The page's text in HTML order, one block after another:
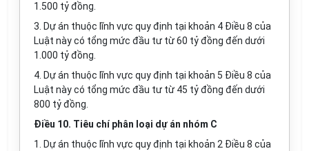
1.500 tỷ đồng.
3. Dự án thuộc lĩnh vực quy định tại khoản 4 Điều 8 của
Luật này có tổng mức đầu tư từ 60 tỷ đồng đến dưới
1.000 tỷ đồng.
4. Dự án thuộc lĩnh vực quy định tại khoản 5 Điều 8 của
Luật này có tổng mức đầu tư từ 45 tỷ đồng đến dưới
800 tỷ đồng.
Điều 10. Tiêu chí phân loại dự án nhóm C
1. Dự án thuộc lĩnh vực quy định tại khoản 2 Điều 8 của